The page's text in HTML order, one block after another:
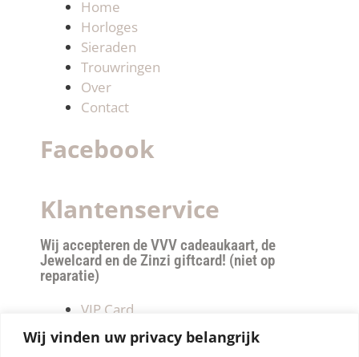
Wij vinden uw privacy belangrijk
Home
Horloges
Sieraden
Trouwringen
Over
Contact
Facebook
Klantenservice
Wij accepteren de VVV cadeaukaart, de
Jewelcard en de Zinzi giftcard! (niet op
reparatie)
VIP Card
Retourneren
Betalen & verzendkosten